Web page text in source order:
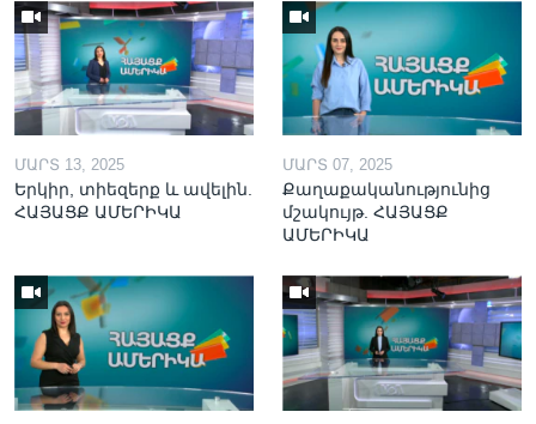
ՄԱՐՏ 13, 2025
Երկիր, տիեզերք և ավելին.
ՀԱՅԱՑՔ ԱՄԵՐԻԿԱ
ՄԱՐՏ 07, 2025
Քաղաքականությունից
մշակույթ. ՀԱՅԱՑՔ
ԱՄԵՐԻԿԱ